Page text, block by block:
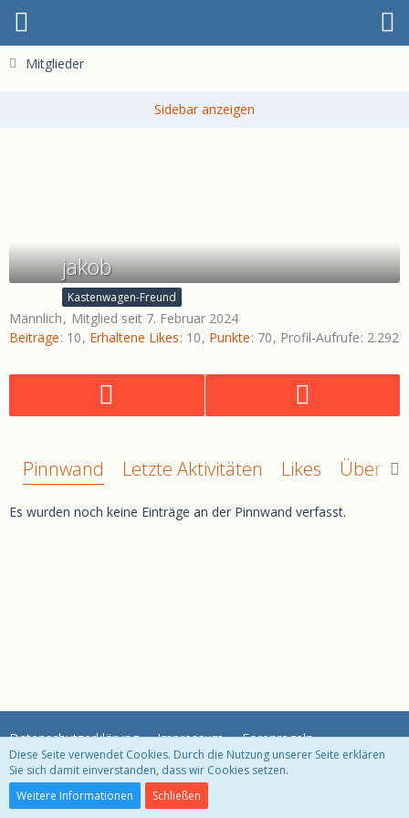
Mitglieder
jakob
Kastenwagen-Freund
Männlich
Mitglied seit 7. Februar 2024
Beiträge 10 Erhaltene Likes 10 Punkte 70 Profil-Aufrufe 2.292
Pinnwand Letzte Aktivitäten Likes Über
Es wurden noch keine Einträge an der Pinnwand verfasst.
Datenschutzerklärung Impressum Forenregeln
Community-Software:
Diese Seite verwendet Cookies. Durch die Nutzung unserer Seite erklären
Sie sich damit einverstanden, dass wir Cookies setzen.
Weitere Informationen
Schließen